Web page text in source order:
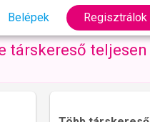
Belépek Regisztrálok
társkereső teljesen